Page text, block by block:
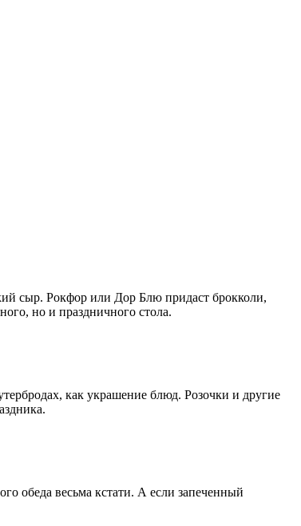
сыр. Рокфор или Дор Блю придаст брокколи,
но и праздничного стола.
как украшение блюд. Розочки и другие
обеда весьма кстати. А если запеченный